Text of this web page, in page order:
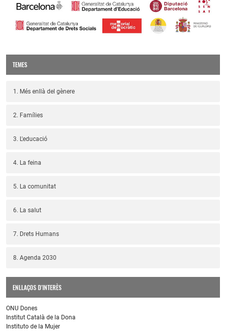
TEMES
1. Més enllà del gènere
2. Famílies
3. L'educació
4. La feina
5. La comunitat
6. La salut
7. Drets Humans
8. Agenda 2030
ENLLAÇOS D'INTERÈS
ONU Dones
Institut Català de la Dona
Instituto de la Mujer